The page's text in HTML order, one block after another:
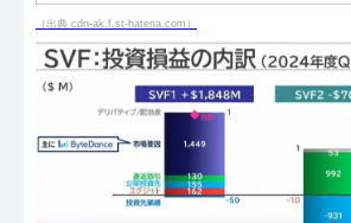
（出典 cdn-ak.f.st-hatena.com）